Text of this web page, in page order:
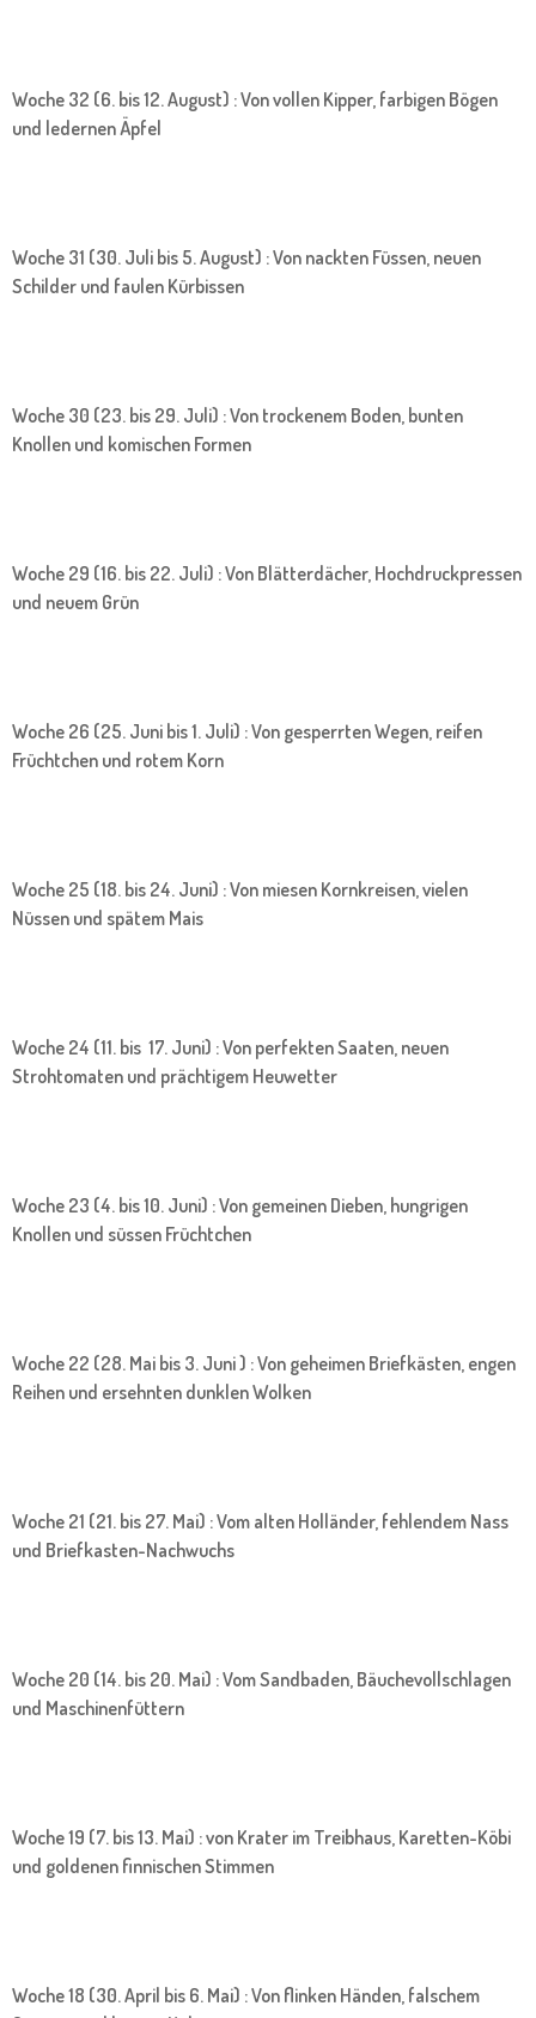
Woche 32 (6. bis 12. August) : Von vollen Kipper, farbigen Bögen
und ledernen Äpfel
Woche 31 (30. Juli bis 5. August) : Von nackten Füssen, neuen
Schilder und faulen Kürbissen
Woche 30 (23. bis 29. Juli) : Von trockenem Boden, bunten
Knollen und komischen Formen
Woche 29 (16. bis 22. Juli) : Von Blätterdächer, Hochdruckpressen
und neuem Grün
Woche 26 (25. Juni bis 1. Juli) : Von gesperrten Wegen, reifen
Früchtchen und rotem Korn
Woche 25 (18. bis 24. Juni) : Von miesen Kornkreisen, vielen
Nüssen und spätem Mais
Woche 24 (11. bis 17. Juni) : Von perfekten Saaten, neuen
Strohtomaten und prächtigem Heuwetter
Woche 23 (4. bis 10. Juni) : Von gemeinen Dieben, hungrigen
Knollen und süssen Früchtchen
Woche 22 (28. Mai bis 3. Juni ) : Von geheimen Briefkästen, engen
Reihen und ersehnten dunklen Wolken
Woche 21 (21. bis 27. Mai) : Vom alten Holländer, fehlendem Nass
und Briefkasten-Nachwuchs
Woche 20 (14. bis 20. Mai) : Vom Sandbaden, Bäuchevollschlagen
und Maschinenfüttern
Woche 19 (7. bis 13. Mai) : von Krater im Treibhaus, Karetten-Köbi
und goldenen finnischen Stimmen
Woche 18 (30. April bis 6. Mai) : Von flinken Händen, falschem